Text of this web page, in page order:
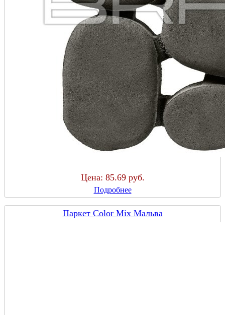
Цена: 85.69 руб.
Подробнее
Паркет Color Mix Мальва